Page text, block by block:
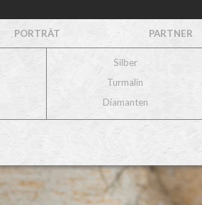
PORTRÄT PARTNER
Silber
Turmalin
Diamanten